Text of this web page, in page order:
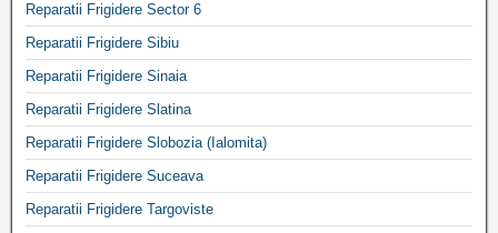
Reparatii Frigidere Sector 6
Reparatii Frigidere Sibiu
Reparatii Frigidere Sinaia
Reparatii Frigidere Slatina
Reparatii Frigidere Slobozia (Ialomita)
Reparatii Frigidere Suceava
Reparatii Frigidere Targoviste